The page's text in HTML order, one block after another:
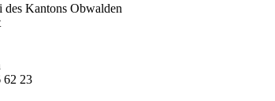
des Kantons Obwalden
62 23